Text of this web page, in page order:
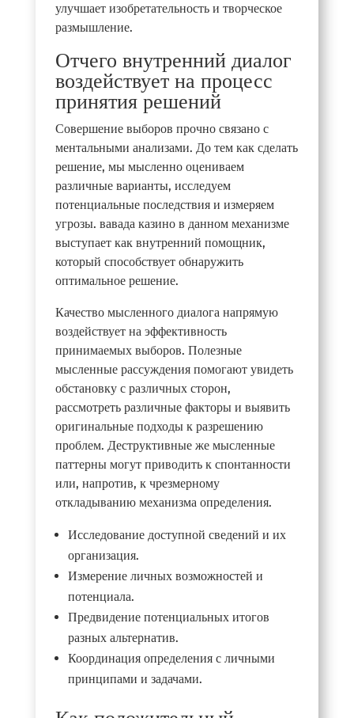
улучшает изобретательность и творческое
размышление.
Отчего внутренний диалог
воздействует на процесс
принятия решений
Совершение выборов прочно связано с
ментальными анализами. До тем как сделать
решение, мы мысленно оцениваем
различные варианты, исследуем
потенциальные последствия и измеряем
угрозы. вавада казино в данном механизме
выступает как внутренний помощник,
который способствует обнаружить
оптимальное решение.
Качество мысленного диалога напрямую
воздействует на эффективность
принимаемых выборов. Полезные
мысленные рассуждения помогают увидеть
обстановку с различных сторон,
рассмотреть различные факторы и выявить
оригинальные подходы к разрешению
проблем. Деструктивные же мысленные
паттерны могут приводить к спонтанности
или, напротив, к чрезмерному
откладыванию механизма определения.
Исследование доступной сведений и их
организация.
Измерение личных возможностей и
потенциала.
Предвидение потенциальных итогов
разных альтернатив.
Координация определения с личными
принципами и задачами.